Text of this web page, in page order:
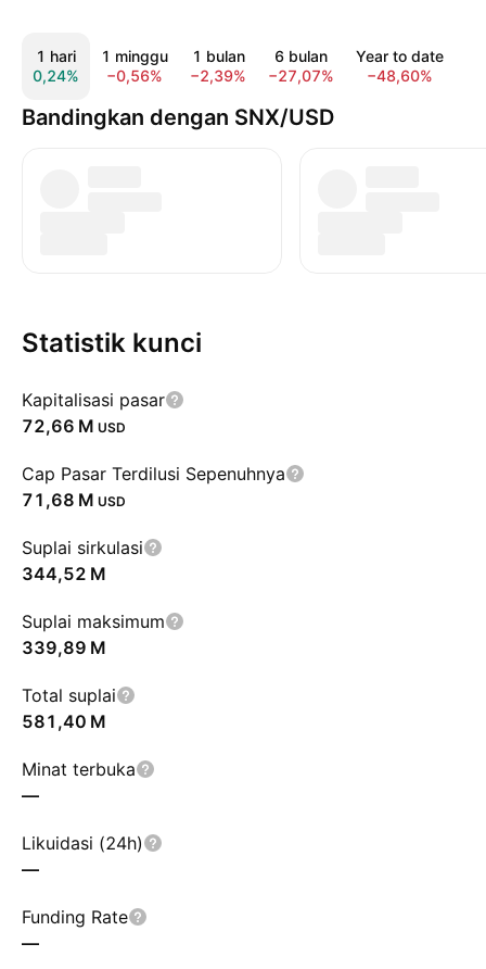
1 hari
0,24%
1 minggu
−0,56%
1 bulan
−2,39%
6 bulan
−27,07%
Year to date
−48,60%
Bandingkan dengan SNX/USD
Statistik kunci
Kapitalisasi pasar
‪72,66 M‬ USD
Cap Pasar Terdilusi Sepenuhnya
‪71,68 M‬ USD
Suplai sirkulasi
‪344,52 M‬
Suplai maksimum
‪339,89 M‬
Total suplai
‪581,40 M‬
Minat terbuka
—
Likuidasi (24h)
—
Funding Rate
—